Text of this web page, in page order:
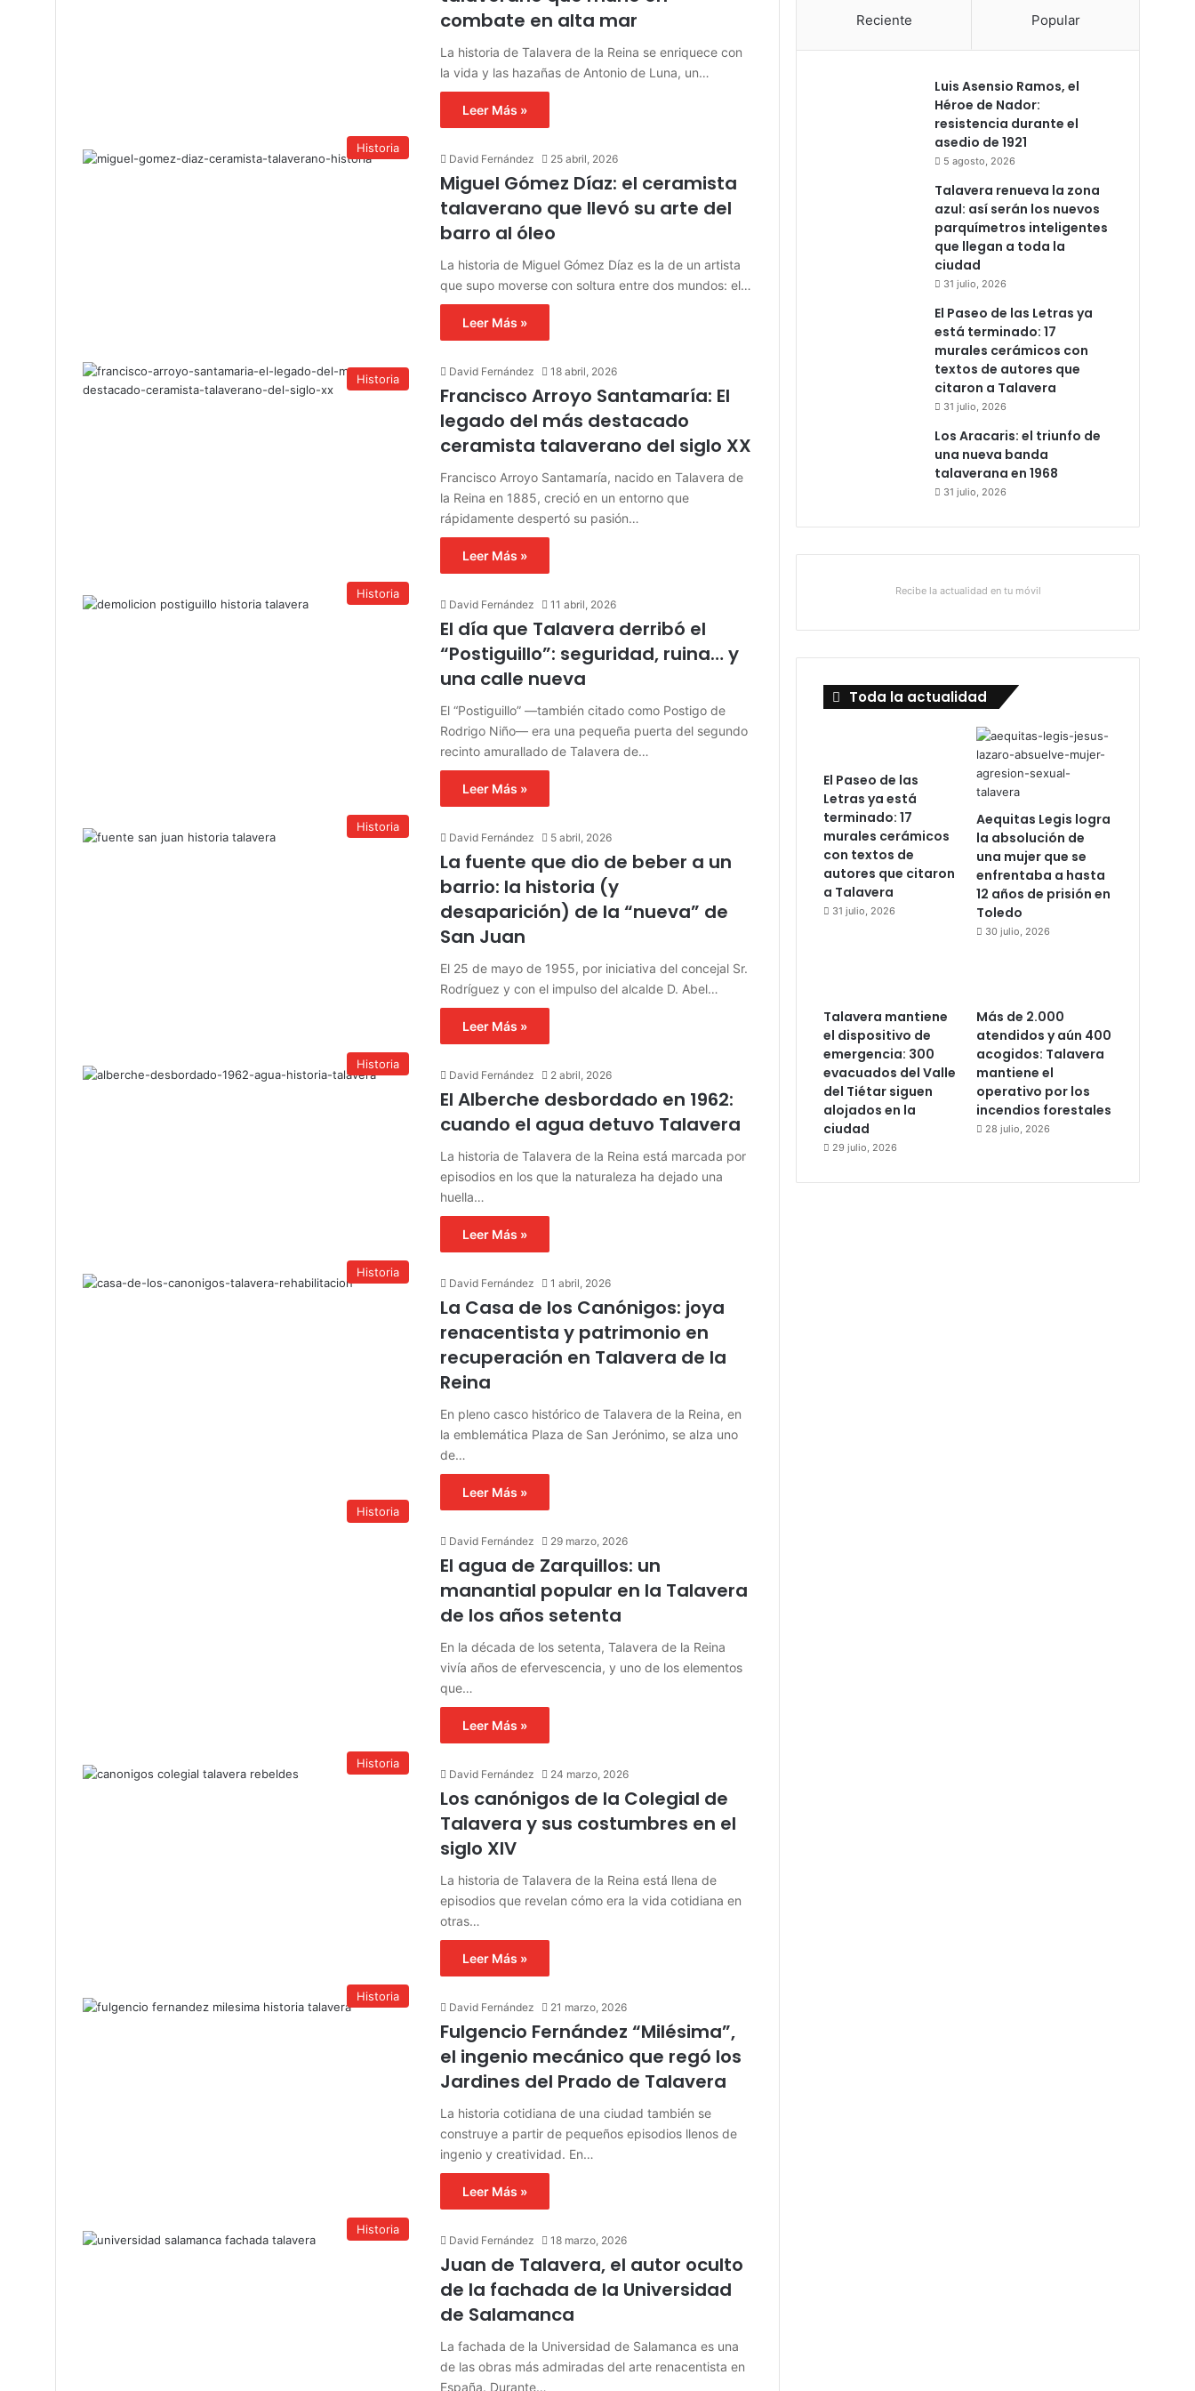
combate en alta mar
La historia de Talavera de la Reina se enriquece con
la vida y las hazañas de Antonio de Luna, un…
Leer Más »
Historia
David Fernández 25 abril, 2026
Miguel Gómez Díaz: el ceramista
talaverano que llevó su arte del
barro al óleo
La historia de Miguel Gómez Díaz es la de un artista
que supo moverse con soltura entre dos mundos: el…
Leer Más »
Historia
David Fernández 18 abril, 2026
Francisco Arroyo Santamaría: El
legado del más destacado
ceramista talaverano del siglo XX
Francisco Arroyo Santamaría, nacido en Talavera de
la Reina en 1885, creció en un entorno que
rápidamente despertó su pasión…
Leer Más »
Historia
David Fernández 11 abril, 2026
El día que Talavera derribó el
“Postiguillo”: seguridad, ruina… y
una calle nueva
El “Postiguillo” —también citado como Postigo de
Rodrigo Niño— era una pequeña puerta del segundo
recinto amurallado de Talavera de…
Leer Más »
Historia
David Fernández 5 abril, 2026
La fuente que dio de beber a un
barrio: la historia (y
desaparición) de la “nueva” de
San Juan
El 25 de mayo de 1955, por iniciativa del concejal Sr.
Rodríguez y con el impulso del alcalde D. Abel…
Leer Más »
Historia
David Fernández 2 abril, 2026
El Alberche desbordado en 1962:
cuando el agua detuvo Talavera
La historia de Talavera de la Reina está marcada por
episodios en los que la naturaleza ha dejado una
huella…
Leer Más »
Historia
David Fernández 1 abril, 2026
La Casa de los Canónigos: joya
renacentista y patrimonio en
recuperación en Talavera de la
Reina
En pleno casco histórico de Talavera de la Reina, en
la emblemática Plaza de San Jerónimo, se alza uno
de…
Leer Más »
Historia
David Fernández 29 marzo, 2026
El agua de Zarquillos: un
manantial popular en la Talavera
de los años setenta
En la década de los setenta, Talavera de la Reina
vivía años de efervescencia, y uno de los elementos
que…
Leer Más »
Historia
David Fernández 24 marzo, 2026
Los canónigos de la Colegial de
Talavera y sus costumbres en el
siglo XIV
La historia de Talavera de la Reina está llena de
episodios que revelan cómo era la vida cotidiana en
otras…
Leer Más »
Historia
David Fernández 21 marzo, 2026
Fulgencio Fernández “Milésima”,
el ingenio mecánico que regó los
Jardines del Prado de Talavera
La historia cotidiana de una ciudad también se
construye a partir de pequeños episodios llenos de
ingenio y creatividad. En…
Leer Más »
Historia
David Fernández 18 marzo, 2026
Juan de Talavera, el autor oculto
de la fachada de la Universidad
de Salamanca
La fachada de la Universidad de Salamanca es una
de las obras más admiradas del arte renacentista en
España. Durante…
Reciente Popular
Luis Asensio Ramos, el
Héroe de Nador:
resistencia durante el
asedio de 1921
5 agosto, 2026
Talavera renueva la zona
azul: así serán los nuevos
parquímetros inteligentes
que llegan a toda la
ciudad
31 julio, 2026
El Paseo de las Letras ya
está terminado: 17
murales cerámicos con
textos de autores que
citaron a Talavera
31 julio, 2026
Los Aracaris: el triunfo de
una nueva banda
talaverana en 1968
31 julio, 2026
Recibe la actualidad en tu móvil
Toda la actualidad
El Paseo de las
Letras ya está
terminado: 17
murales cerámicos
con textos de
autores que citaron
a Talavera
31 julio, 2026
Aequitas Legis logra
la absolución de
una mujer que se
enfrentaba a hasta
12 años de prisión en
Toledo
30 julio, 2026
Talavera mantiene
el dispositivo de
emergencia: 300
evacuados del Valle
del Tiétar siguen
alojados en la
ciudad
29 julio, 2026
Más de 2.000
atendidos y aún 400
acogidos: Talavera
mantiene el
operativo por los
incendios forestales
28 julio, 2026